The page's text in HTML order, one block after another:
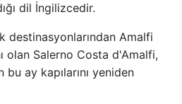
dil İngilizcedir.
destinasyonlarından Amalfi
olan Salerno Costa d'Amalfi,
ay kapılarını yeniden